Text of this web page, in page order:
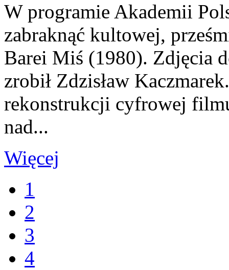
W programie Akademii
zabraknąć kultowej,
Barei Miś (1980). Zdjęcia
zrobił Zdzisław
rekonstrukcji cyfrowej
nad...
Więcej
1
2
3
4